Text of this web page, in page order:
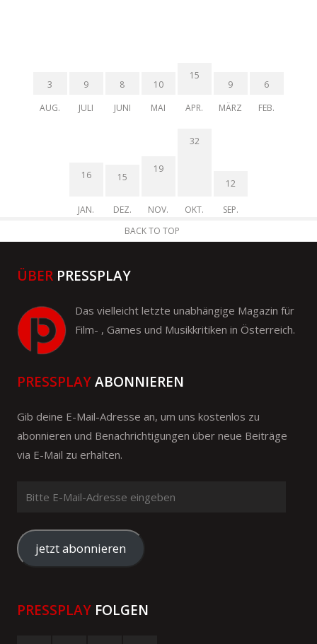
3
AUG.
9
JULI
8
JUNI
10
MAI
15
APR.
9
MÄRZ
6
FEB.
16
JAN.
15
DEZ.
19
NOV.
32
OKT.
12
SEP.
BACK TO TOP
ÜBER PRESSPLAY
Das vielleicht letzte unabhängige Magazin für
Film- , Games und Musikkritiken in Österreich.
PRESSPLAYABONNIEREN
Gib deine E-Mail-Adresse an, um uns kostenlos zu
abonnieren und Benachrichtigungen über neue Beiträge
via E-Mail zu erhalten.
Mail-
Adresse
eingeben
jetzt abonnieren
PRESSPLAY FOLGEN